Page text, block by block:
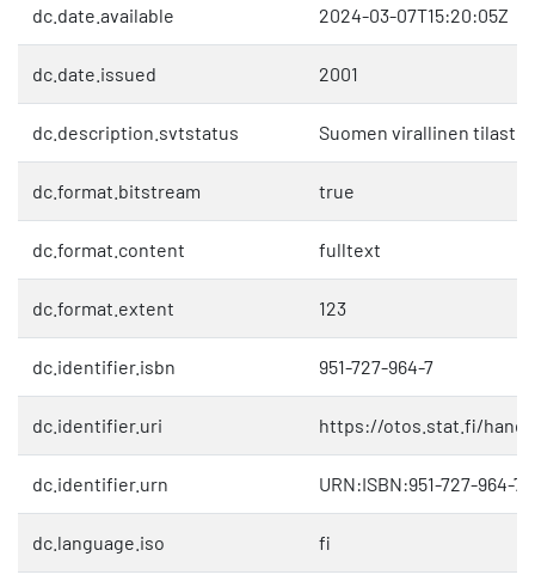
dc.date.available 2024-03-07T15:20:05Z
dc.date.issued 2001
dc.description.svtstatus Suomen virallinen tilasto
dc.format.bitstream true
dc.format.content fulltext
dc.format.extent 123
dc.identifier.isbn 951-727-964-7
dc.identifier.uri https://otos.stat.fi/
dc.identifier.urn URN:ISBN:951-727-964-7
dc.language.iso fi